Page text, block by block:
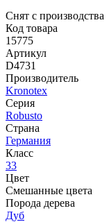
Снят с производства
Код товара
15775
Артикул
D4731
Производитель
Kronotex
Серия
Robusto
Страна
Германия
Класс
33
Цвет
Смешанные цвета
Порода дерева
Дуб